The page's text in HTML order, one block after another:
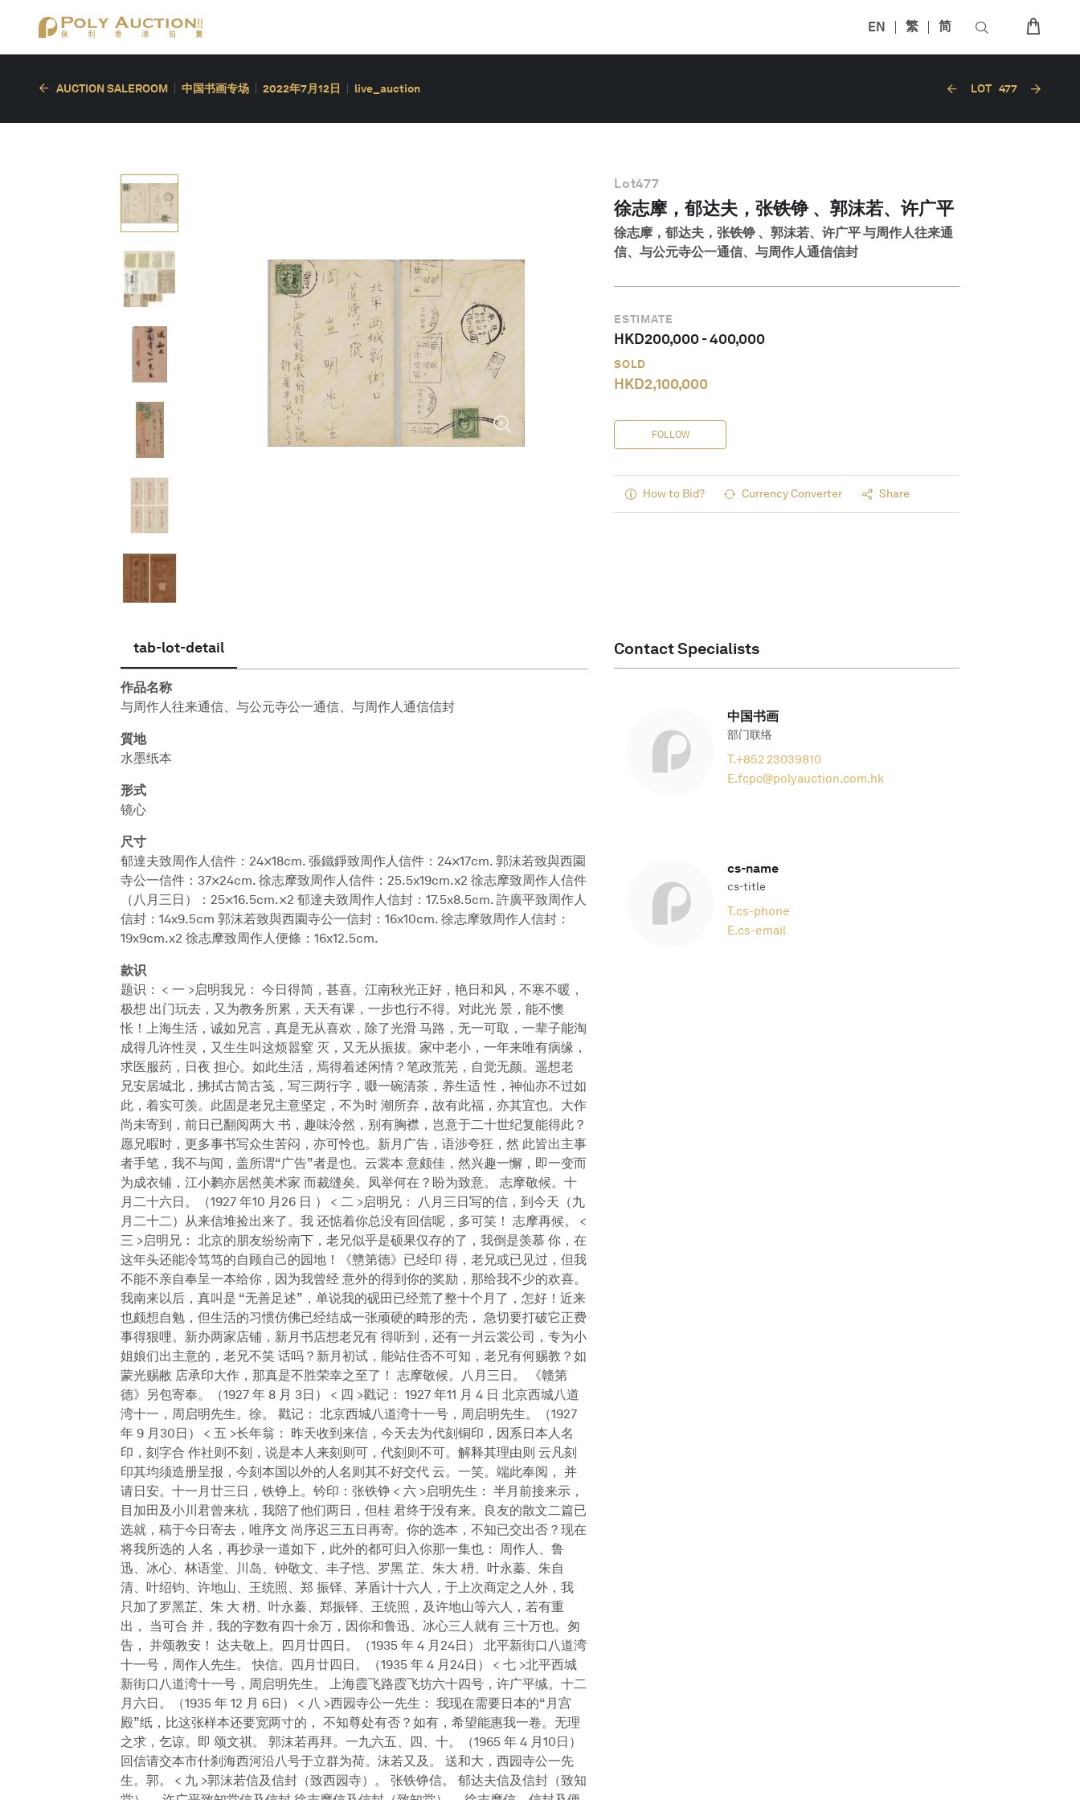
EN 繁 简
简体中文
AUCTION SALEROOM 中国书画专场 2022年7月12日 live_auction LOT 477
Lot477
徐志摩，郁达夫，张铁铮 、郭沫若、许广平
徐志摩，郁达夫，张铁铮 、郭沫若、许广平 与周作人往来通
信、与公元寺公一通信、与周作人通信信封
ESTIMATE
HKD200,000-400,000
SOLD
HKD2,100,000
FOLLOW
How to Bid? Currency Converter Share
tab-lot-detail
作品名称
与周作人往来通信、与公元寺公一通信、与周作人通信信封
質地
水墨纸本
形式
镜心
尺寸
郁達夫致周作人信件：24×18cm. 張鐵錚致周作人信件：24×17cm. 郭沫若致與西園
寺公一信件：37×24cm. 徐志摩致周作人信件：25.5x19cm.x2 徐志摩致周作人信件
（八月三日）：25×16.5cm.×2 郁達夫致周作人信封：17.5x8.5cm. 許廣平致周作人
信封：14x9.5cm 郭沫若致與西園寺公一信封：16x10cm. 徐志摩致周作人信封：
19x9cm.x2 徐志摩致周作人便條：16x12.5cm.
款识
题识： < 一 >启明我兄： 今日得简，甚喜。江南秋光正好，艳日和风，不寒不暖，
极想 出门玩去，又为教务所累，天天有课，一步也行不得。对此光 景，能不懊
怅！上海生活，诚如兄言，真是无从喜欢，除了光滑 马路，无一可取，一辈子能淘
成得几许性灵，又生生叫这烦嚣窒 灭，又无从振拔。家中老小，一年来唯有病缘，
求医服药，日夜 担心。如此生活，焉得着述闲情？笔政荒芜，自觉无颜。遥想老
兄安居城北，拂拭古简古笺，写三两行字，啜一碗清茶，养生适 性，神仙亦不过如
此，着实可羡。此固是老兄主意坚定，不为时 潮所弃，故有此福，亦其宜也。大作
尚未寄到，前日已翻阅两大 书，趣味泠然，别有胸襟，岂意于二十世纪复能得此？
愿兄暇时，更多事书写众生苦闷，亦可怜也。新月广告，语涉夸狂，然 此皆出主事
者手笔，我不与闻，盖所谓“广告”者是也。云裳本 意颇佳，然兴趣一懈，即一变而
为成衣铺，江小鹣亦居然美术家 而裁缝矣。凤举何在？盼为致意。 志摩敬候。十
月二十六日。（1927 年10 月26 日 ） < 二 >启明兄： 八月三日写的信，到今天（九
月二十二）从来信堆捡出来了。我 还惦着你总没有回信呢，多可笑！ 志摩再候。 <
三 >启明兄： 北京的朋友纷纷南下，老兄似乎是硕果仅存的了，我倒是羡慕 你，在
这年头还能冷笃笃的自顾自己的园地！《戆第德》已经印 得，老兄或已见过，但我
不能不亲自奉呈一本给你，因为我曾经 意外的得到你的奖励，那给我不少的欢喜。
我南来以后，真叫是 “无善足述”，单说我的砚田已经荒了整十个月了，怎好！近来
也颇想自勉，但生活的习惯仿佛已经结成一张顽硬的畸形的壳， 急切要打破它正费
事得狠哩。新办两家店铺，新月书店想老兄有 得听到，还有一爿云裳公司，专为小
姐娘们出主意的，老兄不笑 话吗？新月初试，能站住否不可知，老兄有何赐教？如
蒙光赐敝 店承印大作，那真是不胜荣幸之至了！ 志摩敬候。八月三日。 《赣第
德》另包寄奉。（1927 年 8 月 3日） < 四 >戳记： 1927 年11 月 4 日 北京西城八道
湾十一，周启明先生。徐。 戳记： 北京西城八道湾十一号，周启明先生。（1927
年 9 月30日） < 五 >长年翁： 昨天收到来信，今天去为代刻铜印，因系日本人名
印，刻字合 作社则不刻，说是本人来刻则可，代刻则不可。解释其理由则 云凡刻
印其均须造册呈报，今刻本国以外的人名则其不好交代 云。一笑。端此奉阅， 并
请日安。十一月廿三日，铁铮上。钤印：张铁铮 < 六 >启明先生： 半月前接来示，
目加田及小川君曾来杭，我陪了他们两日，但桂 君终于没有来。良友的散文二篇已
选就，稿于今日寄去，唯序文 尚序迟三五日再寄。你的选本，不知已交出否？现在
将我所选的 人名，再抄录一道如下，此外的都可归入你那一集也： 周作人、鲁
迅、冰心、林语堂、川岛、钟敬文、丰子恺、罗黑 芷、朱大 枬、叶永蓁、朱自
清、叶绍钧、许地山、王统照、郑 振铎、茅盾计十六人，于上次商定之人外，我
只加了罗黑芷、朱 大 枬、叶永蓁、郑振铎、王统照，及许地山等六人，若有重
出， 当可合 并，我的字数有四十余万，因你和鲁迅、冰心三人就有 三十万也。匆
告， 并颂教安！ 达夫敬上。四月廿四日。（1935 年 4 月24日） 北平新街口八道湾
十一号，周作人先生。 快信。四月廿四日。（1935 年 4 月24日） < 七 >北平西城
新街口八道湾十一号，周启明先生。 上海霞飞路霞飞坊六十四号，许广平缄。十二
月六日。（1935 年 12 月 6日） < 八 >西园寺公一先生： 我现在需要日本的“月宫
殿”纸，比这张样本还要宽两寸的， 不知尊处有否？如有，希望能惠我一卷。无理
之求，乞谅。即 颂文祺。 郭沫若再拜。一九六五、四、十。（1965 年 4 月10日）
回信请交本市什刹海西河沿八号于立群为荷。沫若又及。 送和大，西园寺公一先
生。郭。 < 九 >郭沫若信及信封（致西园寺）。 张铁铮信。 郁达夫信及信封（致知
Contact Specialists
中国书画
部门联络
T.+852 23039810
E.fcpc@polyauction.com.hk
cs-name
cs-title
T.cs-phone
E.cs-email